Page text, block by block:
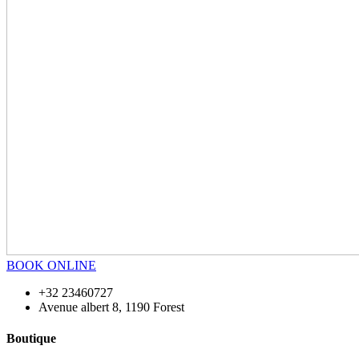
BOOK ONLINE
+32 23460727
Avenue albert 8, 1190 Forest
Boutique